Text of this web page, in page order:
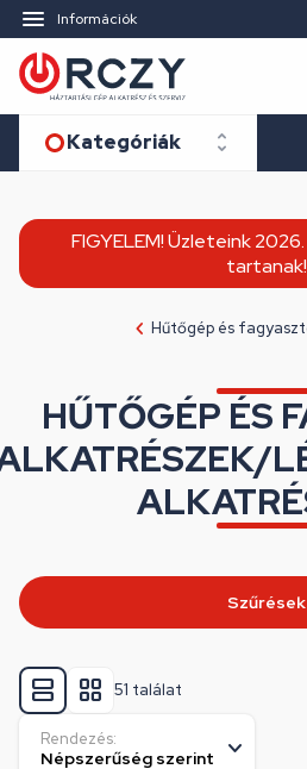
Információk
Kategóriák
FIGYELEM! Üzleteink
tartanak!
Hűtőgép és
HŰTŐGÉP ÉS
51 találat
Rendezés:
Szűrések